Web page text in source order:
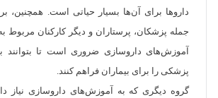
داروها برای آن‌ها بسیار حیاتی است. همچنین،
جمله پزشکان، پرستاران و دیگر کارکنان مربوط
آموزش‌های داروسازی ضروری است تا بتوانند
پزشکی را برای بیماران فراهم کنند.
گروه دیگری که به آموزش‌های داروسازی نیاز